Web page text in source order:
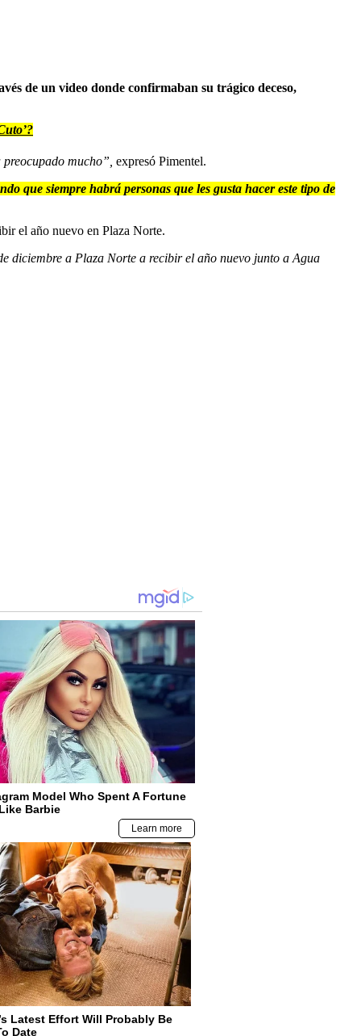
de un video donde confirmaban su trágico deceso,
mucho”, expresó Pimentel.
que siempre habrá personas que les gusta hacer este tipo de
el año nuevo en Plaza Norte.
diciembre a Plaza Norte a recibir el año nuevo junto a Agua